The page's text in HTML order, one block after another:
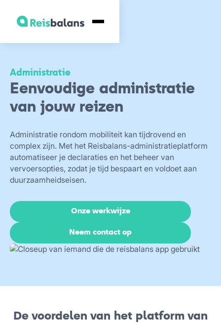
Administratie
Eenvoudige administratie
van jouw reizen
Administratie rondom mobiliteit kan tijdrovend en
complex zijn. Met het Reisbalans-administratieplatform
automatiseer je declaraties en het beheer van
vervoersopties, zodat je tijd bespaart en voldoet aan
duurzaamheidseisen.
Onze werkwijze
Neem contact op
De voordelen van het platform van